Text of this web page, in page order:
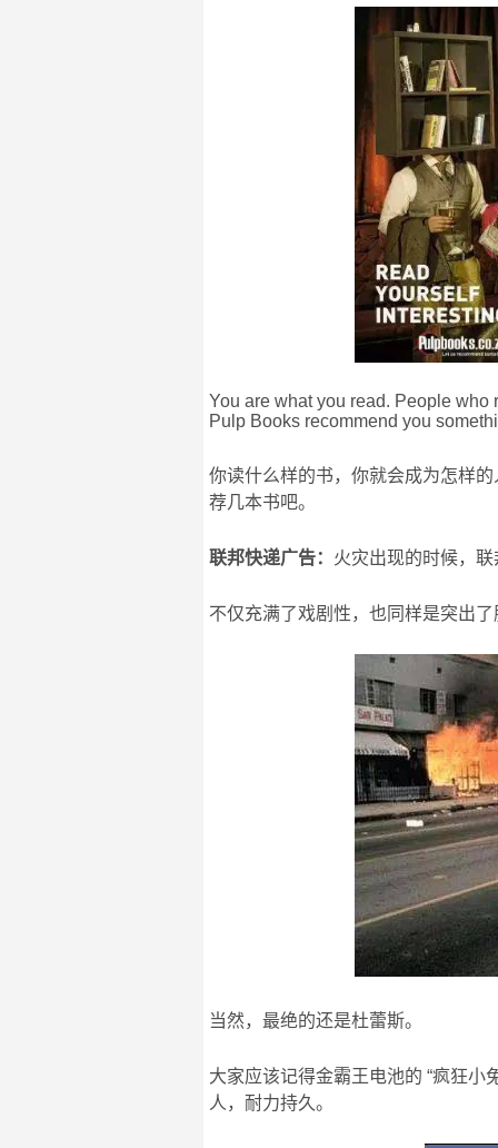
You are what you read. People who
Pulp Books recommend you
你读什么样的书，你就会成为怎样
荐几本书吧。
联邦快递广告： 火灾出现的时候，
不仅充满了戏剧性，也同样是突出
当然，最绝的还是杜蕾斯。
大家应该记得金霸王电池的 “疯狂小
人，耐力持久。